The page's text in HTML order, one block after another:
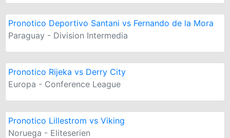
Pronotico Deportivo Santani vs Fernando de la Mora
Paraguay - Division Intermedia
Pronotico Rijeka vs Derry City
Europa - Conference League
Pronotico Lillestrom vs Viking
Noruega - Eliteserien